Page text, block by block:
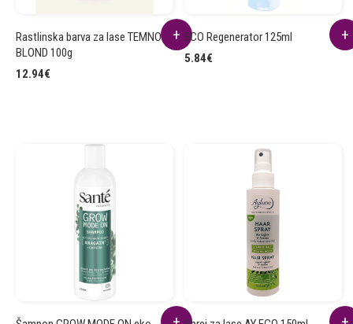
Rastlinska barva za lase TEMNO
BLOND 100g
12.94€
ECO Regenerator 125ml
5.84€